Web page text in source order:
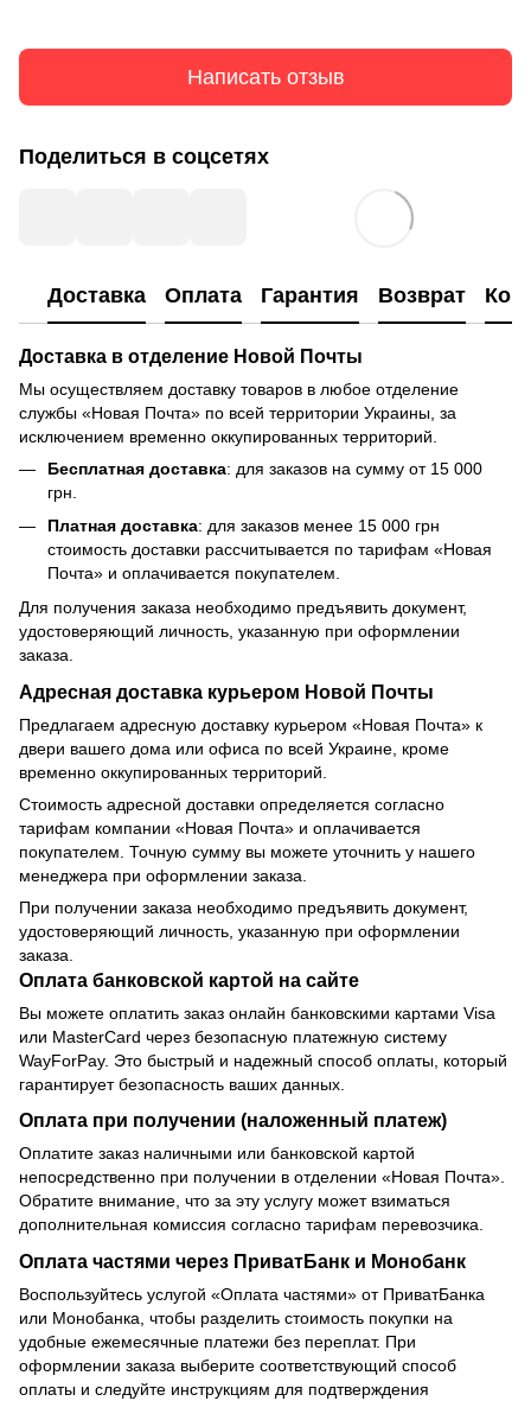
Написать отзыв
Поделиться в соцсетях
Доставка Оплата Гарантия Возврат
Доставка в отделение Новой Почты
Мы осуществляем доставку товаров в любое отделение
службы «Новая Почта» по всей территории Украины, за
исключением временно оккупированных территорий.
Бесплатная доставка: для заказов на сумму от 15 000
грн.
Платная доставка: для заказов менее 15 000 грн
стоимость доставки рассчитывается по тарифам «Новая
Почта» и оплачивается покупателем.
Для получения заказа необходимо предъявить документ,
удостоверяющий личность, указанную при оформлении
заказа.
Адресная доставка курьером Новой Почты
Предлагаем адресную доставку курьером «Новая Почта» к
двери вашего дома или офиса по всей Украине, кроме
временно оккупированных территорий.
Стоимость адресной доставки определяется согласно
тарифам компании «Новая Почта» и оплачивается
покупателем. Точную сумму вы можете уточнить у нашего
менеджера при оформлении заказа.
При получении заказа необходимо предъявить документ,
удостоверяющий личность, указанную при оформлении
заказа.
Оплата банковской картой на сайте
Вы можете оплатить заказ онлайн банковскими картами Visa
или MasterCard через безопасную платежную систему
WayForPay. Это быстрый и надежный способ оплаты, который
гарантирует безопасность ваших данных.
Оплата при получении (наложенный платеж)
Оплатите заказ наличными или банковской картой
непосредственно при получении в отделении «Новая Почта».
Обратите внимание, что за эту услугу может взиматься
дополнительная комиссия согласно тарифам перевозчика.
Оплата частями через ПриватБанк и Монобанк
Воспользуйтесь услугой «Оплата частями» от ПриватБанка
или Монобанка, чтобы разделить стоимость покупки на
удобные ежемесячные платежи без переплат. При
оформлении заказа выберите соответствующий способ
оплаты и следуйте инструкциям для подтверждения